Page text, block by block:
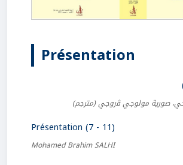
Présentation
صورية مولوجي ﭬروجي(مترجم)
Présentation (7 - 11)
Mohamed Brahim SALHI